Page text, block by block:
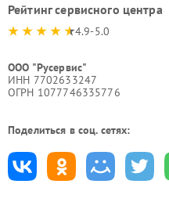
Рейтинг сервисного центра
4.9-5.0
ООО "Русервис"
ИНН 7702633247
ОГРН 1077746335776
Поделиться в соц. сетях: